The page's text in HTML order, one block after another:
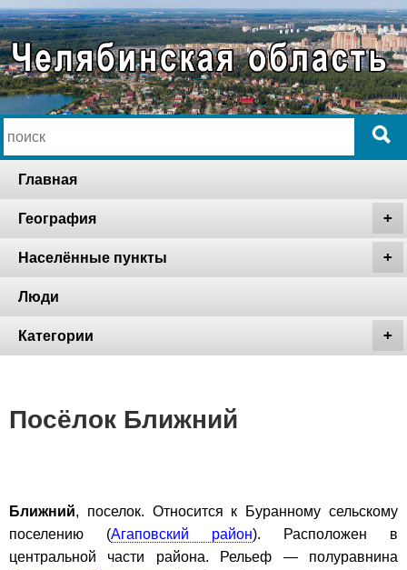
Главная
География
Населённые пункты
Люди
Категории
Посёлок Ближний
Ближний, поселок. Относится к Буранному сельскому
поселению (Агаповский район). Расположен в
центральной части района. Рельеф — полуравнина